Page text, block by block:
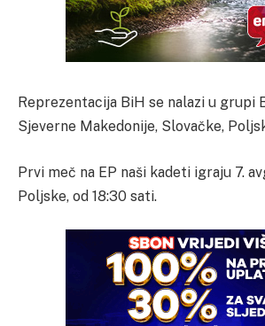
Reprezentacija BiH se nalazi u grupi
Sjeverne Makedonije, Slovačke,
Prvi meč na EP naši kadeti igraju 7.
Poljske, od 18:30 sati.